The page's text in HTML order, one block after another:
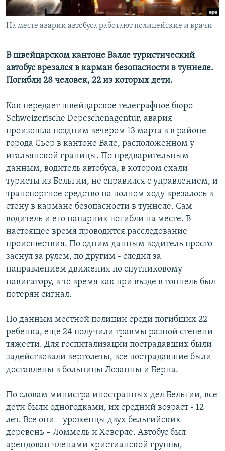
На месте аварии автобуса работают полицейские и врачи
В швейцарском кантоне Валле туристический
автобус врезался в карман безопасности в туннеле.
Погибли 28 человек, 22 из которых дети.
Как передает швейцарское телеграфное бюро
Schweizerische Depeschenagentur, авария
произошла поздним вечером 13 марта в в районе
города Сьер в кантоне Вале, расположенном у
итальянской границы. По предварительным
данным, водитель автобуса, в котором ехали
туристы из Бельгии, не справился с управлением, и
транспортное средство на полном ходу врезалось в
стену в кармане безопасности в туннеле. Сам
водитель и его напарник погибли на месте. В
настоящее время проводится расследование
происшествия. По одним данным водитель просто
заснул за рулем, по другим - следил за
направлением движения по спутниковому
навигатору, в то время как при възде в тоннель был
потерян сигнал.
По данным местной полиции среди погибших 22
ребенка, еще 24 получили травмы разной степени
тяжести. Для госпитализации пострадавших были
задействовали вертолеты, все пострадавшие были
доставлены в больницы Лозанны и Берна.
По словам министра иностранных дел Бельгии, все
дети были одногодками, их средний возраст - 12
лет. Все они – уроженцы двух бельгийских
деревень – Ломмель и Хеверле. Автобус был
арендован членами христианской группы,